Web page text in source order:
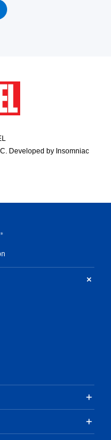
Developed by Insomniac